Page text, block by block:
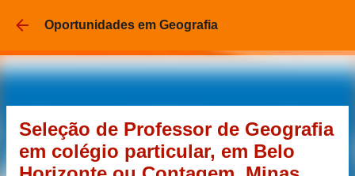
Oportunidades em Geografia
Seleção de Professor de Geografia
em colégio particular, em Belo